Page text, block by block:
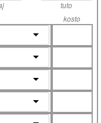
tuto
kosto